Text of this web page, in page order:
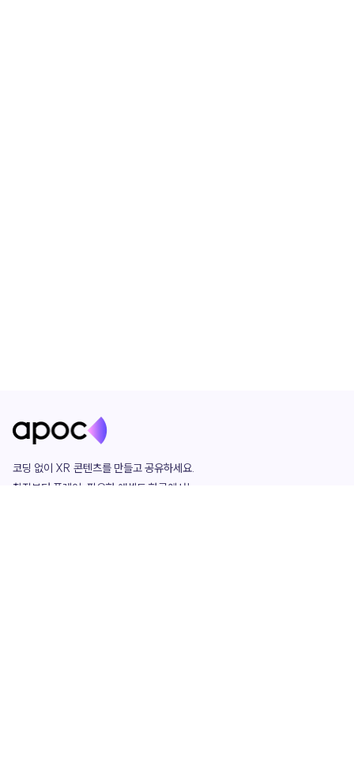
코딩 없이 XR 콘텐츠를 만들고 공유하세요.
창작부터 플레이, 필요한 애셋도 한곳에서!